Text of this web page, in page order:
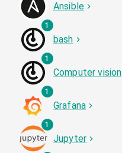
Ansible
1
bash
1
Computer vision
1
Grafana
1
Jupyter